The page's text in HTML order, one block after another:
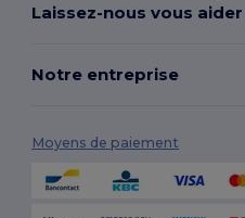
Laissez-nous vous aider
Notre entreprise
Moyens de paiement